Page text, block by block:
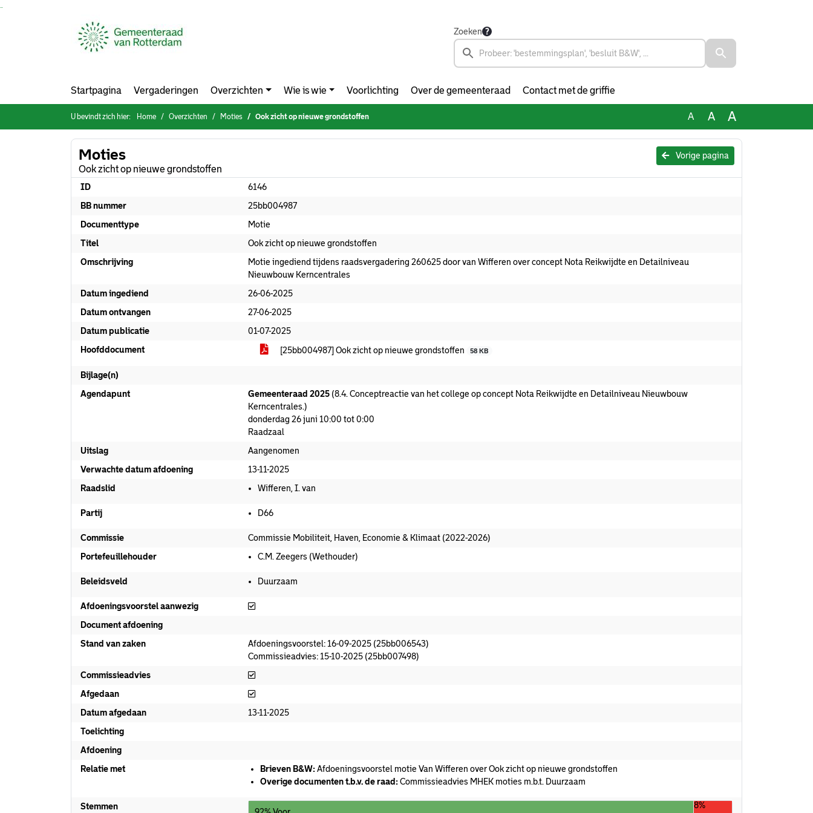
Zoeken
Startpagina Vergaderingen Overzichten Wie is wie Voorlichting Over de gemeenteraad Contact met de griffie
U bevindt zich hier: Home Overzichten Moties Ook zicht op nieuwe grondstoffen A A A
Vorige pagina
Moties
Ook zicht op nieuwe grondstoffen
ID
6146
BB nummer
25bb004987
Documenttype
Motie
Titel
Ook zicht op nieuwe grondstoffen
Omschrijving
Motie ingediend tijdens raadsvergadering 260625 door van Wifferen over concept Nota Reikwijdte en Detailniveau
Nieuwbouw Kerncentrales
Datum ingediend
26-06-2025
Datum ontvangen
27-06-2025
Datum publicatie
01-07-2025
Hoofddocument
[25bb004987] Ook zicht op nieuwe grondstoffen 58 KB
Bijlage(n)
Agendapunt
Gemeenteraad 2025 (8.4. Conceptreactie van het college op concept Nota Reikwijdte en Detailniveau Nieuwbouw
Kerncentrales.)
donderdag 26 juni 10:00 tot 0:00
Raadzaal
Uitslag
Aangenomen
Verwachte datum afdoening
13-11-2025
Raadslid
Wifferen, I. van
Partij D66
Commissie
Commissie Mobiliteit, Haven, Economie & Klimaat (2022-2026)
Portefeuillehouder
C.M. Zeegers (Wethouder)
Beleidsveld Duurzaam
Afdoeningsvoorstel aanwezig
Afdoeningsvoorstel aanwezig
Document afdoening
Stand van zaken
Afdoeningsvoorstel: 16-09-2025 (25bb006543)
Commissieadvies: 15-10-2025 (25bb007498)
Commissieadvies
Commissieadvies
Afgedaan
Afgedaan
Datum afgedaan
13-11-2025
Toelichting
Afdoening
Relatie met
Brieven B&W:Afdoeningsvoorstel motie Van Wifferen over Ook zicht op nieuwe grondstoffen
Overige documenten t.b.v. de raad:Commissieadvies MHEK moties m.b.t. Duurzaam
Stemmen 8%